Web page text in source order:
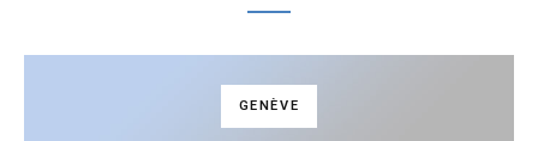
GENÈVE